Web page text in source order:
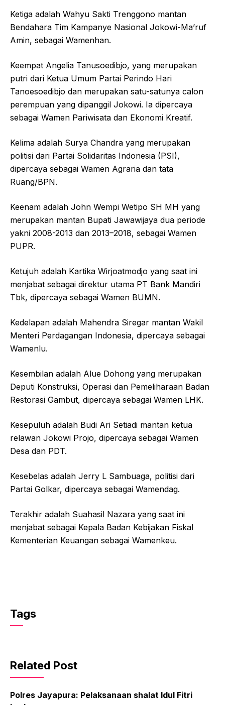
Ketiga adalah Wahyu Sakti Trenggono mantan
Bendahara Tim Kampanye Nasional Jokowi-Ma’ruf
Amin, sebagai Wamenhan.
Keempat Angelia Tanusoedibjo, yang merupakan
putri dari Ketua Umum Partai Perindo Hari
Tanoesoedibjo dan merupakan satu-satunya calon
perempuan yang dipanggil Jokowi. Ia dipercaya
sebagai Wamen Pariwisata dan Ekonomi Kreatif.
Kelima adalah Surya Chandra yang merupakan
politisi dari Partai Solidaritas Indonesia (PSI),
dipercaya sebagai Wamen Agraria dan tata
Ruang/BPN.
Keenam adalah John Wempi Wetipo SH MH yang
merupakan mantan Bupati Jawawijaya dua periode
yakni 2008-2013 dan 2013–2018, sebagai Wamen
PUPR.
Ketujuh adalah Kartika Wirjoatmodjo yang saat ini
menjabat sebagai direktur utama PT Bank Mandiri
Tbk, dipercaya sebagai Wamen BUMN.
Kedelapan adalah Mahendra Siregar mantan Wakil
Menteri Perdagangan Indonesia, dipercaya sebagai
Wamenlu.
Kesembilan adalah Alue Dohong yang merupakan
Deputi Konstruksi, Operasi dan Pemeliharaan Badan
Restorasi Gambut, dipercaya sebagai Wamen LHK.
Kesepuluh adalah Budi Ari Setiadi mantan ketua
relawan Jokowi Projo, dipercaya sebagai Wamen
Desa dan PDT.
Kesebelas adalah Jerry L Sambuaga, politisi dari
Partai Golkar, dipercaya sebagai Wamendag.
Terakhir adalah Suahasil Nazara yang saat ini
menjabat sebagai Kepala Badan Kebijakan Fiskal
Kementerian Keuangan sebagai Wamenkeu.
Tags
Related Post
Polres Jayapura: Pelaksanaan shalat Idul Fitri